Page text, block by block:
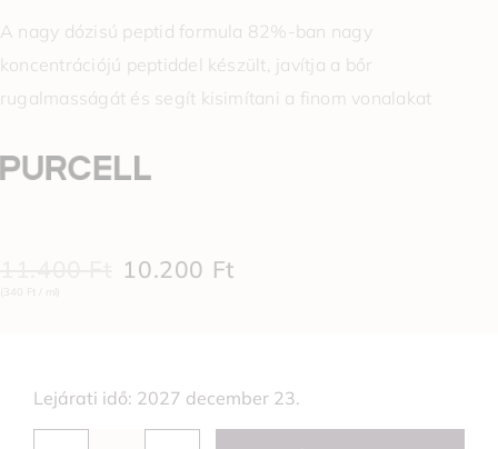
A nagy dózisú peptid formula 82%-ban nagy
koncentrációjú peptiddel készült, javítja a bőr
rugalmasságát és segít kisimítani a finom vonalakat
10.200 Ft
(340 Ft / ml)
Lejárati idő: 2027 december 23.